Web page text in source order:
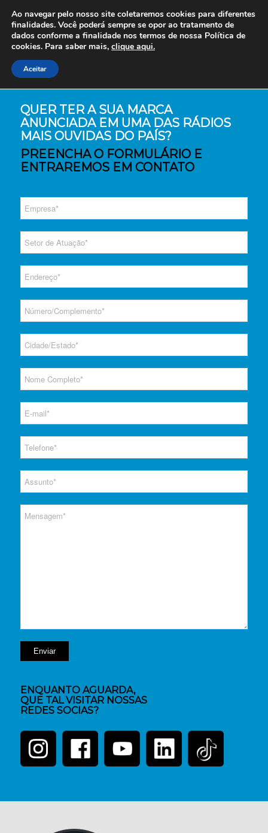
QUER TER A SUA MARCA
ANUNCIADA EM UMA DAS RÁDIOS
MAIS OUVIDAS DO PAÍS?
PREENCHA O FORMULÁRIO E
ENTRAREMOS EM CONTATO
ENQUANTO AGUARDA,
QUE TAL VISITAR NOSSAS
REDES SOCIAS?
Ao navegar pelo nosso site coletaremos cookies para diferentes
finalidades. Você poderá sempre se opor ao tratamento de
dados conforme a finalidade nos termos de nossa Política de
cookies. Para saber mais, clique aqui.
Aceitar